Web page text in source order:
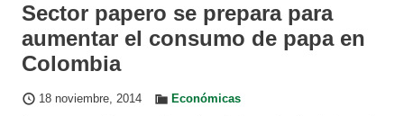
Sector papero se prepara para
aumentar el consumo de papa en
Colombia
18 noviembre, 2014 Económicas